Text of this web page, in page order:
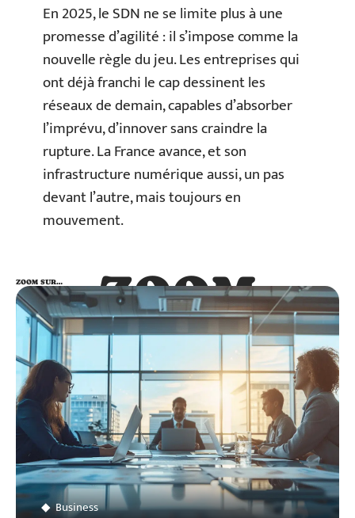
En 2025, le SDN ne se limite plus à une
promesse d’agilité : il s’impose comme la
nouvelle règle du jeu. Les entreprises qui
ont déjà franchi le cap dessinent les
réseaux de demain, capables d’absorber
l’imprévu, d’innover sans craindre la
rupture. La France avance, et son
infrastructure numérique aussi, un pas
devant l’autre, mais toujours en
mouvement.
ZOOM
SUR…
ZOOM SUR…
Business